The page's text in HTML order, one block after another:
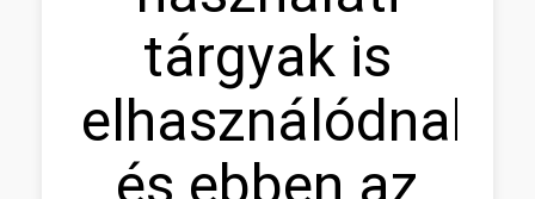
tárgyak is
elhasználódnak,
és ebben az